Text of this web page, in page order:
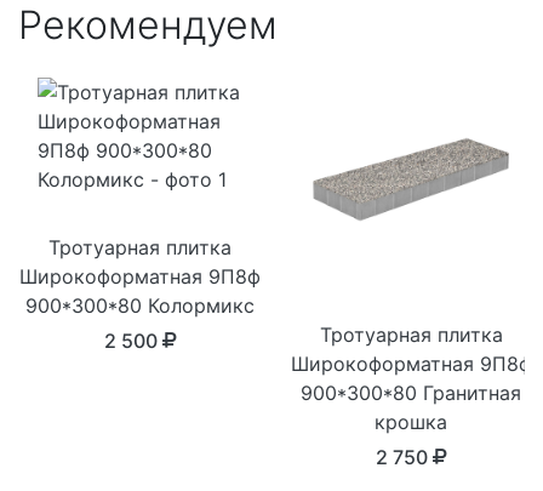
Рекомендуем
Тротуарная плитка
Широкоформатная 9П8ф
900*300*80 Колормикс
2 500
Тротуарная плитка
Широкоформатная 9П8ф
900*300*80 Гранитная
крошка
2 750